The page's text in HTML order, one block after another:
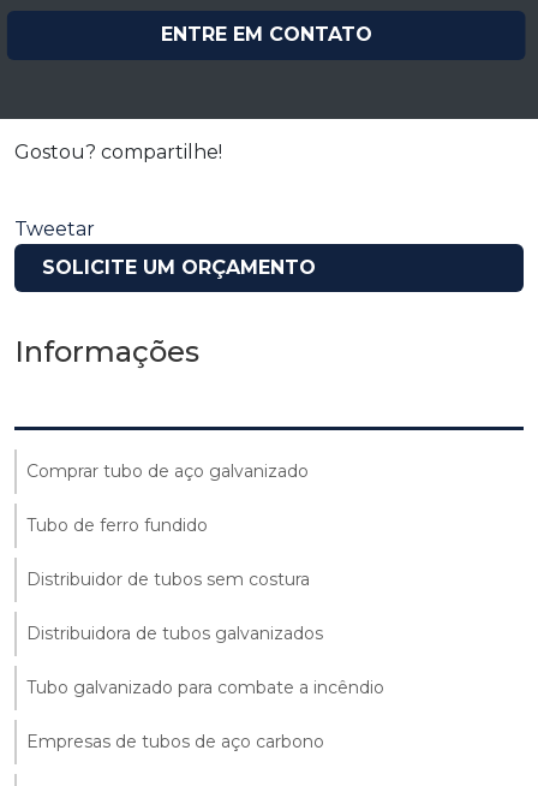
ENTRE EM CONTATO
Gostou? compartilhe!
Tweetar
SOLICITE UM ORÇAMENTO
Informações
Comprar tubo de aço galvanizado
Tubo de ferro fundido
Distribuidor de tubos sem costura
Distribuidora de tubos galvanizados
Tubo galvanizado para combate a incêndio
Empresas de tubos de aço carbono